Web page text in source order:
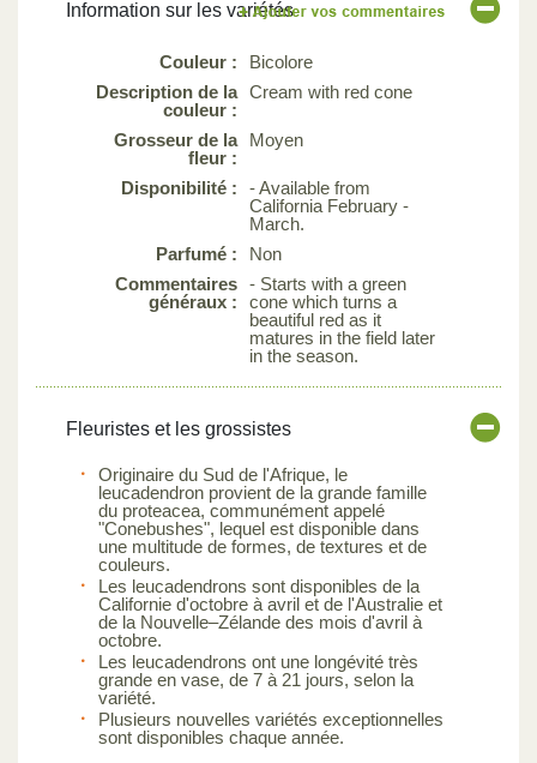
Information sur les variétés
Couleur :
Bicolore
Description de la
couleur :
Cream with red cone
Grosseur de la
fleur :
Moyen
Disponibilité :
- Available from
California February -
March.
Parfumé :
Non
Commentaires
généraux :
- Starts with a green
cone which turns a
beautiful red as it
matures in the field later
in the season.
Fleuristes et les grossistes
Originaire du Sud de l'Afrique, le
leucadendron provient de la grande famille
du proteacea, communément appelé
"Conebushes", lequel est disponible dans
une multitude de formes, de textures et de
couleurs.
Les leucadendrons sont disponibles de la
Californie d'octobre à avril et de l'Australie et
de la Nouvelle–Zélande des mois d'avril à
octobre.
Les leucadendrons ont une longévité très
grande en vase, de 7 à 21 jours, selon la
variété.
Plusieurs nouvelles variétés exceptionnelles
sont disponibles chaque année.